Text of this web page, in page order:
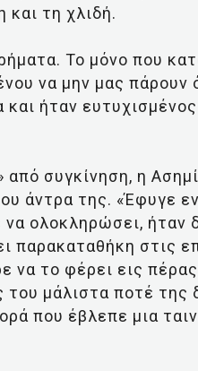
και τη χλιδή.
Το μόνο που
να μην μας
ήταν
συγκίνηση, η
άντρα της. «Έφυγε
ολοκληρώσει, ήταν
παρακαταθήκη στις
να το φέρει εις
του μάλιστα ποτέ
που έβλεπε μια